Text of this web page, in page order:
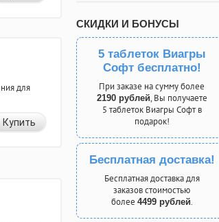
для
Купить
СКИДКИ И БОНУСЫ
5 таблеток Виагры
Софт бесплатно!
При заказе на сумму более
2190 рублей, Вы получаете
5 таблеток Виагры Софт в
подарок!
Бесплатная доставка!
Бесплатная доставка для
заказов стоимостью
более 4499 рублей.